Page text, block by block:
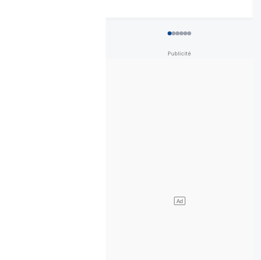
012345